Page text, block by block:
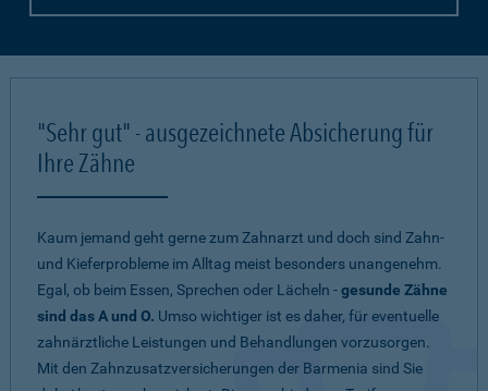
"Sehr gut" - ausgezeichnete Absicherung für
Ihre Zähne
Kaum jemand geht gerne zum Zahnarzt und doch sind Zahn-
und Kieferprobleme im Alltag meist besonders unangenehm.
Egal, ob beim Essen, Sprechen oder Lächeln -gesunde Zähne
sind das A und O. Umso wichtiger ist es daher, für eventuelle
zahnärztliche Leistungen und Behandlungen vorzusorgen.
Mit den Zahnzusatzversicherungen der Barmenia sind Sie